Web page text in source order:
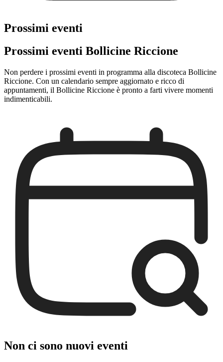
Prossimi eventi
Prossimi eventi Bollicine Riccione
Non perdere i prossimi eventi in programma alla discoteca Bollicine
Riccione. Con un calendario sempre aggiornato e ricco di
appuntamenti, il Bollicine Riccione è pronto a farti vivere momenti
indimenticabili.
Non ci sono nuovi eventi